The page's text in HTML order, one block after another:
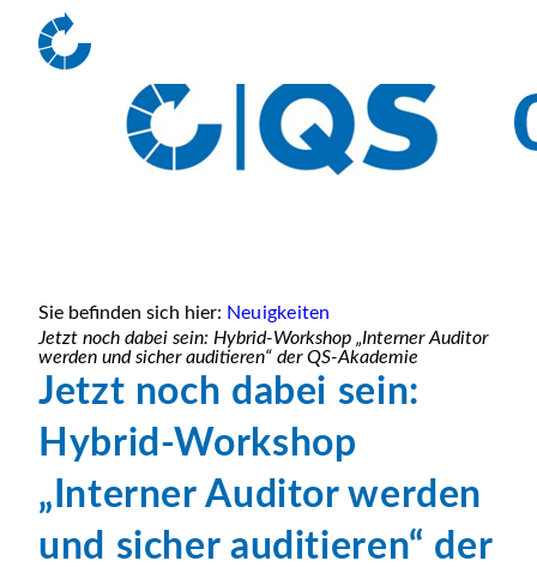
Sie befinden sich hier: Neuigkeiten
Jetzt noch dabei sein: Hybrid-Workshop „Interner Auditor
werden und sicher auditieren“ der QS-Akademie
Jetzt noch dabei sein:
Hybrid-Workshop
„Interner Auditor werden
und sicher auditieren“ der